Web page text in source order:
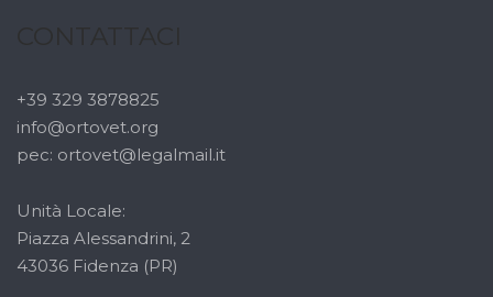
+39 329 3878825
info@ortovet.org
pec: ortovet@legalmail.it
Unità Locale:
Piazza Alessandrini, 2
43036 Fidenza (PR)